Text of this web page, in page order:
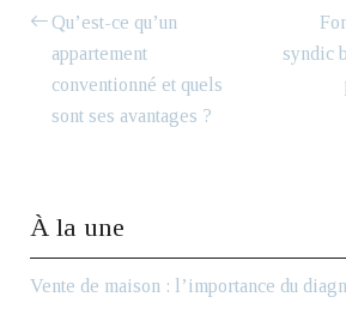
Qu’est-ce qu’un
appartement
conventionné et quels
sont ses avantages ?
syndic
À la une
Vente de maison : l’importance du